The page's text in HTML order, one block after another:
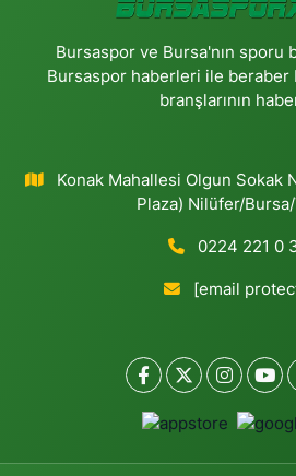
Bursaspor ve Bursa'nın sporu
Bursaspor haberleri ile beraber
branşlarının
Konak Mahallesi Olgun Sokak
Plaza) Nilüfer/
0224 221 0
[email